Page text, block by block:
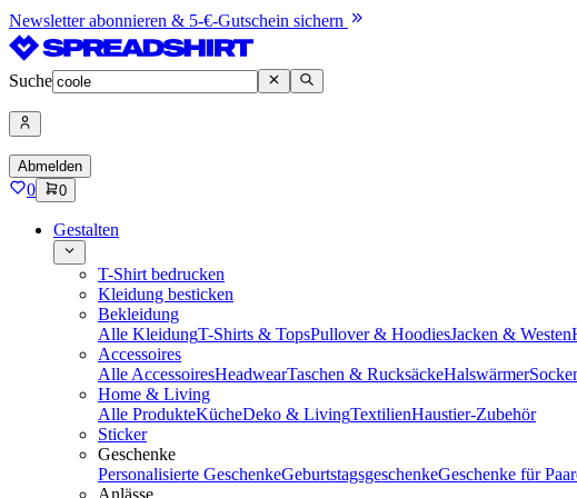
Newsletter abonnieren & 5-€-Gutschein sichern
Suche
Abmelden
0 0
Gestalten
T-Shirt bedrucken
Kleidung besticken
Bekleidung
Alle KleidungT-Shirts & TopsPullover & HoodiesJacken & Westen
Accessoires
Alle AccessoiresHeadwearTaschen & RucksäckeHalswärmer
Home & Living
Alle ProdukteKücheDeko & LivingTextilienHaustier-Zubehör
Sticker
Geschenke
Personalisierte GeschenkeGeburtstagsgeschenkeGeschenke für